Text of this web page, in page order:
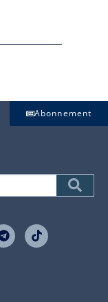
Abonnement